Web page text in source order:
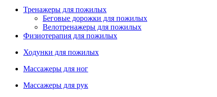
Тренажеры для пожилых
Беговые дорожки для пожилых
Велотренажеры для пожилых
Физиотерапия для пожилых
Ходунки для пожилых
Массажеры для ног
Массажеры для рук